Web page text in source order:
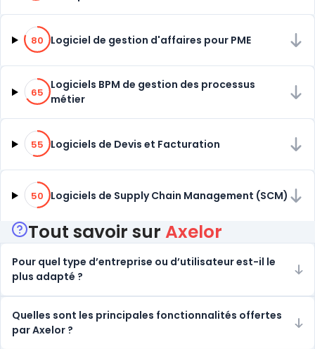
80% de compatibilité
80 Logiciel de gestion d'affaires pour PME
65% de compatibilité
65
Logiciels BPM de gestion des processus
métier
55% de compatibilité
55 Logiciels de Devis et Facturation
50% de compatibilité
50 Logiciels de Supply Chain Management (SCM)
Tout savoir sur Axelor
Pour quel type d’entreprise ou d’utilisateur est-il le
plus adapté ?
Quelles sont les principales fonctionnalités offertes
par Axelor ?